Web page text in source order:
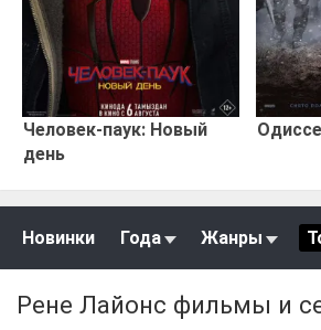
Человек-паук: Новый
день
Новинки Года Жанры
Рене Лайонс фильмы и